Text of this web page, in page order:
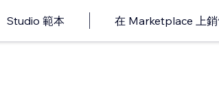
Studio 範本 在 Marketplace 上銷